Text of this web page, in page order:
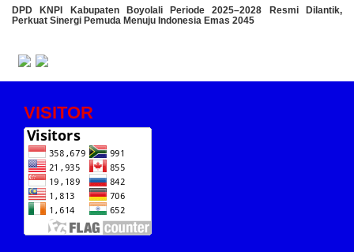
DPD KNPI Kabupaten Boyolali Periode 2025–2028 Resmi Dilantik,
Perkuat Sinergi Pemuda Menuju Indonesia Emas 2045
VISITOR